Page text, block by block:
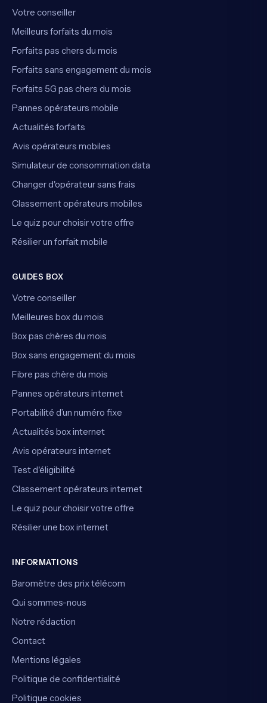
Votre conseiller
Meilleurs forfaits du mois
Forfaits pas chers du mois
Forfaits sans engagement du mois
Forfaits 5G pas chers du mois
Pannes opérateurs mobile
Actualités forfaits
Avis opérateurs mobiles
Simulateur de consommation data
Changer d'opérateur sans frais
Classement opérateurs mobiles
Le quiz pour choisir votre offre
Résilier un forfait mobile
GUIDES BOX
Votre conseiller
Meilleures box du mois
Box pas chères du mois
Box sans engagement du mois
Fibre pas chère du mois
Pannes opérateurs internet
Portabilité d’un numéro fixe
Actualités box internet
Avis opérateurs internet
Test d'éligibilité
Classement opérateurs internet
Le quiz pour choisir votre offre
Résilier une box internet
INFORMATIONS
Baromètre des prix télécom
Qui sommes-nous
Notre rédaction
Contact
Mentions légales
Politique de confidentialité
Politique cookies